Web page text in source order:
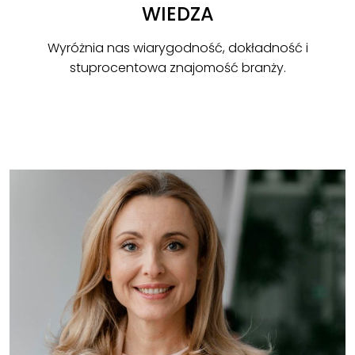
WIEDZA
Wyróżnia nas wiarygodność, dokładność i
stuprocentowa znajomość branży.